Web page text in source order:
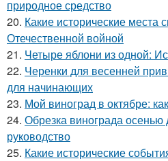
природное средство
20. Какие исторические места
Отечественной войной
21. Четыре яблони из одной:
22. Черенки для весенней
для начинающих
23. Мой виноград в октябре:
24. Обрезка винограда осенью
руководство
25. Какие исторические